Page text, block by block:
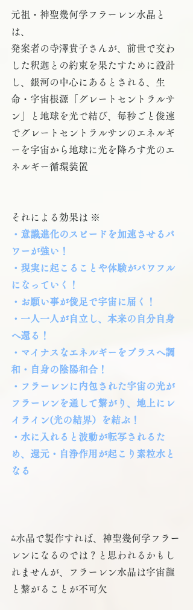
元祖・神聖幾何学フラーレン水晶と
は、
発案者の寺澤貴子さんが、前世で交わ
した釈迦との約束を果たすために設計
し、銀河の中心にあるとされる、生
命・宇宙根源「グレートセントラルサ
ン」と地球を光で結び、毎秒ごと俊速
でグレートセントラルサンのエネルギ
ーを宇宙から地球に光を降ろす光のエ
ネルギー循環装置
それによる効果は ※
・意識進化のスピードを加速させるパ
ワーが強い！
・現実に起こることや体験がパワフル
になっていく！
・お願い事が俊足で宇宙に届く！
・一人一人が自立し、本来の自分自身
へ還る！
・マイナスなエネルギーをプラスへ調
和・自身の陰陽和合！
・フラーレンに内包された宇宙の光が
フラーレンを通して繋がり、地上にレ
イライン(光の結界）を結ぶ！
・水に入れると波動が転写されるた
め、還元・自浄作用が起こり素粒水と
なる
⁂水晶で製作すれば、神聖幾何学フラー
レンになるのでは？と思われるかもし
れませんが、フラーレン水晶は宇宙龍
と繋がることが不可欠